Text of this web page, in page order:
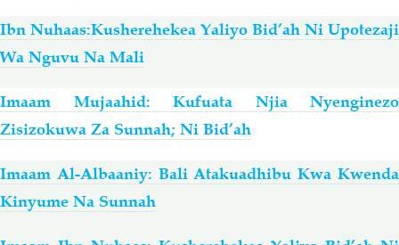
Ibn Nuhaas:Kusherehekea Yaliyo Bid’ah Ni Upotezaji
Wa Nguvu Na Mali
Imaam Mujaahid: Kufuata Njia Nyenginezo
Zisizokuwa Za Sunnah; Ni Bid’ah
Imaam Al-Albaaniy: Bali Atakuadhibu Kwa Kwenda
Kinyume Na Sunnah